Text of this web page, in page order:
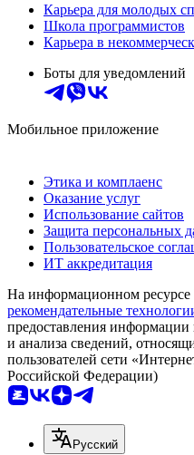
Карьера для молодых
Школа программистов
Карьера в
Боты для уведомлений
Мобильное приложение
Этика и комплаенс
Оказание услуг
Использование сайтов
Защита персональных
Пользовательское
ИТ аккредитация
На информационном ресурсе
рекомендательные
предоставления информации
и анализа сведений,
пользователей сети
Российской Федерации)
Русский